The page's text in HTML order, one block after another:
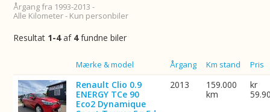
Årgang fra 1993-2013 -
Alle Kilometer - Kun personbiler
Resultat 1-4af 4fundne biler
Mærke & model Årgang Km stand Pris
Renault Clio 0.9
ENERGY TCe 90
Eco2 Dynamique
2013
159.000
km
kr